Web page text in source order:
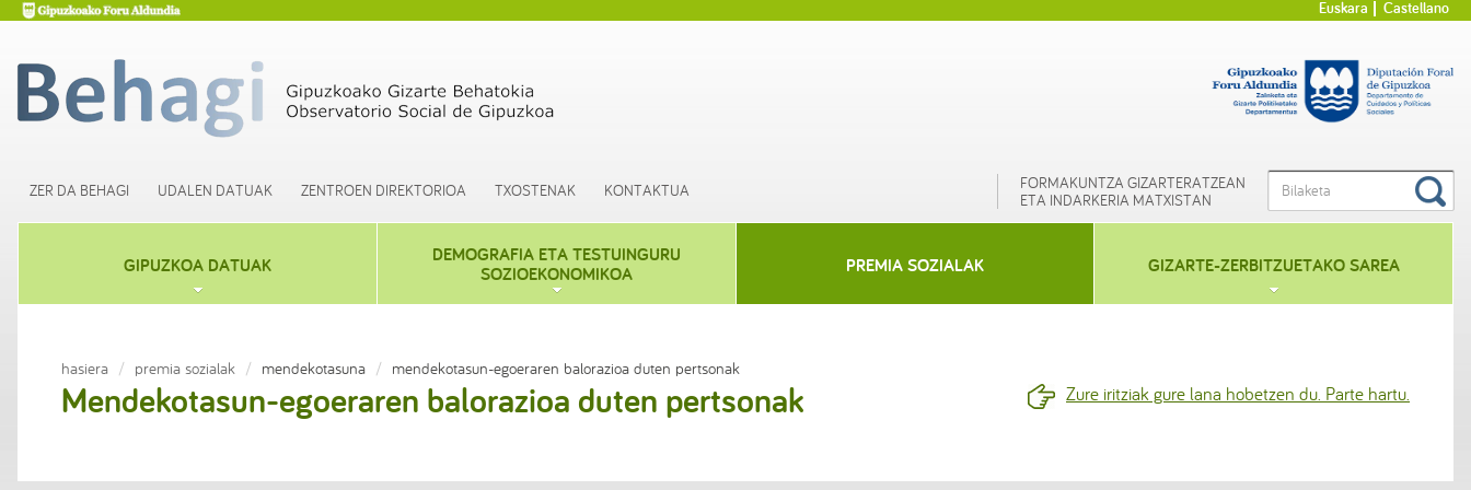
Euskara Castellano
ZER DA BEHAGI UDALEN DATUAK ZENTROEN DIREKTORIOA TXOSTENAK KONTAKTUA
FORMAKUNTZA GIZARTERATZEAN
ETA INDARKERIA MATXISTAN
GIPUZKOA DATUAK
DEMOGRAFIA ETA TESTUINGURU
SOZIOEKONOMIKOA
PREMIA SOZIALAK GIZARTE-ZERBITZUETAKO SAREA
hasiera premia sozialak mendekotasuna mendekotasun-egoeraren balorazioa duten pertsonak
Mendekotasun-egoeraren balorazioa duten pertsonak Zure iritziak gure lana hobetzen du. Parte hartu.